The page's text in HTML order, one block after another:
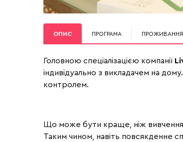
ОПИС ПРОГРАМА ПРОЖИВАННЯ
Головною спеціалізацією компанії
індивідуально з викладачем на
контролем.
Що може бути краще, ніж вивчення
Таким чином, навіть повсякденне